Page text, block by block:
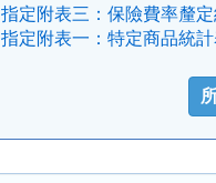
指定附表三：保險費率釐
指定附表一：特定商品統